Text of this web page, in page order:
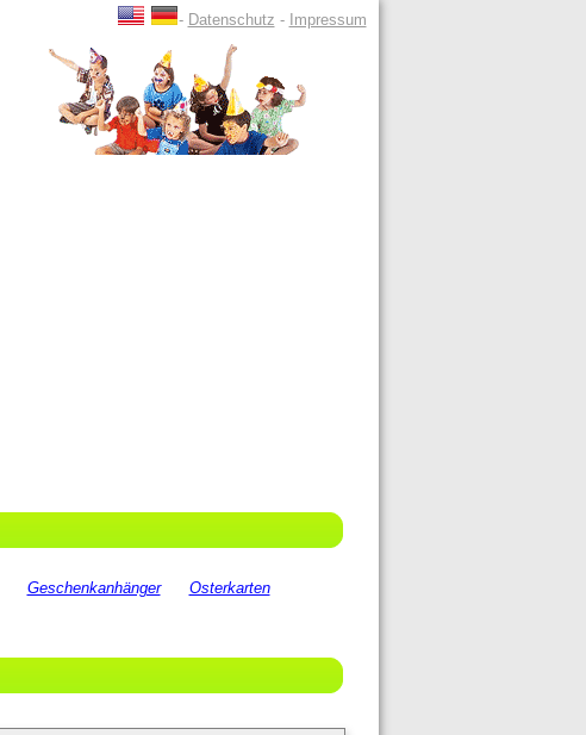
- Datenschutz - Impressum
Geschenkanhänger Osterkarten